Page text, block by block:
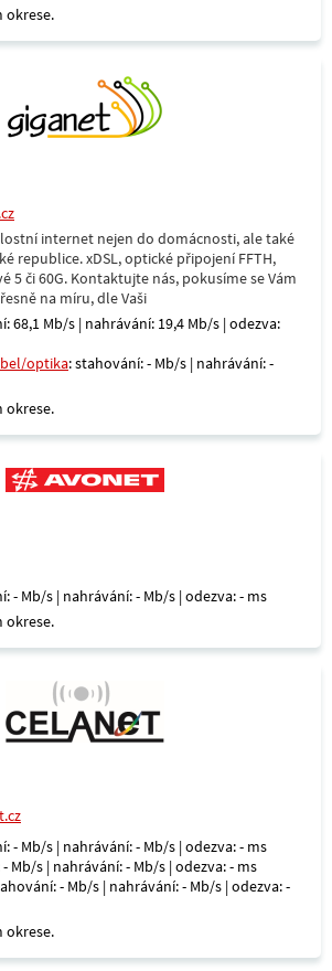
okrese.
internet nejen do domácnosti, ale také
republice. xDSL, optické připojení FFTH,
5 či 60G. Kontaktujte nás, pokusíme se Vám
na míru, dle Vaši
68,1 Mb/s | nahrávání: 19,4 Mb/s | odezva:
optika: stahování: - Mb/s | nahrávání: -
okrese.
- Mb/s | nahrávání: - Mb/s | odezva: - ms
okrese.
- Mb/s | nahrávání: - Mb/s | odezva: - ms
Mb/s | nahrávání: - Mb/s | odezva: - ms
- Mb/s | nahrávání: - Mb/s | odezva: -
okrese.